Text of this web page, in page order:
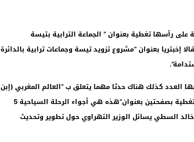
رأسها تغطية بعنوان ” الجماعة الترابية بتيسة
إخبتريا بعنوان “مشروع تزويد تيسة وجماعات ترابية بالدائرة
العدد كذلك هناك حدثا مهما يتعلق ب “العالم المغربي (إبن
تاونات) رشيد اليزمي يعلن توصله لاختراع جديد بأمريكا” وتغطية بصفحتين بعنوان”هذه هي أجواء الرحلة السياحية 5
خالد السطي يسائل الوزير التهراوي حول تطوير وتحديث